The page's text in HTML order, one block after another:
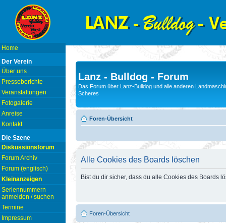
Home
Der Verein
Über uns
Presseberichte
Veranstaltungen
Fotogalerie
Anreise
Kontakt
Die Szene
Diskussionsforum
Forum Archiv
Forum (englisch)
Kleinanzeigen
Seriennummern
anmelden / suchen
Termine
Impressum
Lanz - Bulldog - Forum
Das Forum über Lanz-Bulldog und alle anderen
Scheres
Foren-Übersicht
Alle Cookies des Boards löschen
Bist du dir sicher, dass du alle Cookies des Boards
Foren-Übersicht